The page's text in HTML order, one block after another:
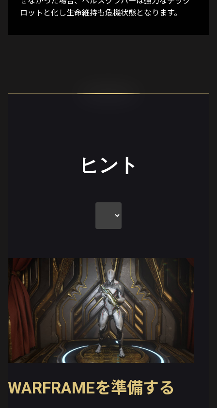
ロットと化し生命維持も危機状態となります。
ヒント
WARFRAMEを準備する